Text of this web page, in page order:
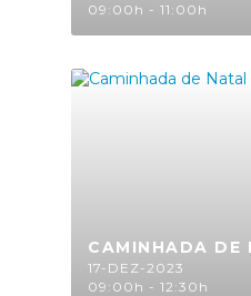
09:00h - 11:00h
CAMINHADA DE
17-DEZ-2023
09:00h - 12:30h